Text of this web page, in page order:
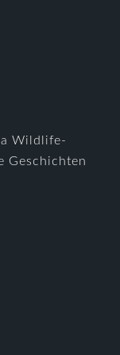
Wildlife-
Geschichten